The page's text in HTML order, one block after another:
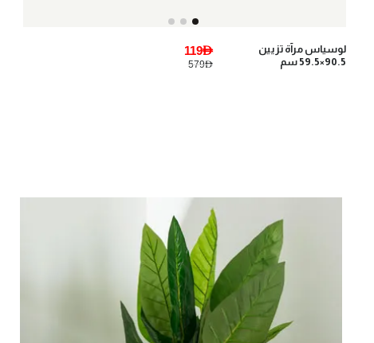
لوسياس مرآة تزيين
90.5×59.5 سم
119AED
579AED